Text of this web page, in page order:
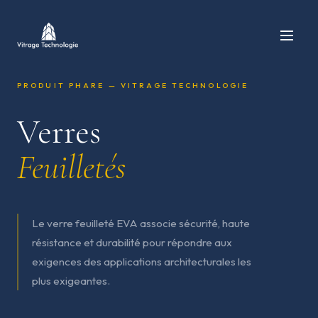
PRODUIT PHARE — VITRAGE TECHNOLOGIE
Verres
Feuilletés
Le verre feuilleté EVA associe sécurité, haute
résistance et durabilité pour répondre aux
exigences des applications architecturales les
plus exigeantes.